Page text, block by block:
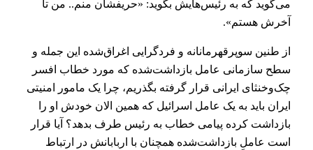
می‌گوید که به رئیس‌هایش بگوید: «حریفشان منم.. من تا
آخرش هستم».
از طنین سوپرقهرمانانه و فردگرایی اغراق‌شده این جمله و
سطح سازمانی عامل بازداشت‌شده که مورد خطاب افسر
چک‌وخنثای ایرانی قرار گرفته بگذریم، چرا یک مامور امنیتی
ایران باید به یک عامل اسرائیل که همین الان خودش او را
بازداشت کرده پیامی خطاب به رئیس طرف بدهد؟ آیا قرار
است عاملِ بازداشت‌شده همچنان با اربابانش در ارتباط